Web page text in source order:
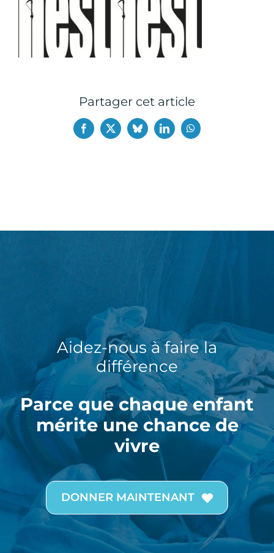
Partager cet article
Facebook
X BlueskyLinkedInWhatsApp
Aidez-nous à faire la
différence
Parce que chaque enfant
mérite une chance de
vivre
DONNER MAINTENANT